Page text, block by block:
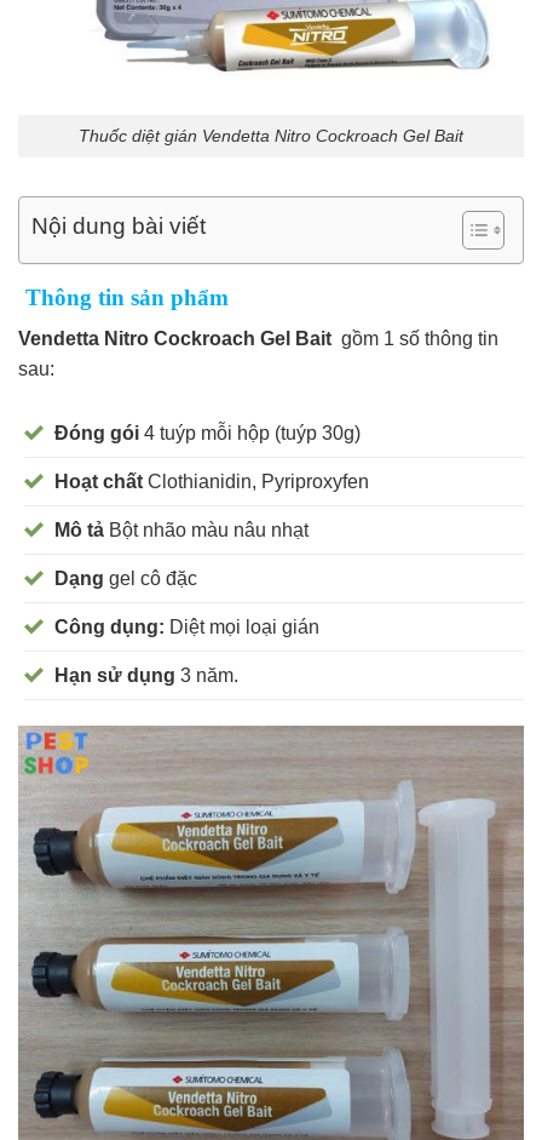
Thuốc diệt gián Vendetta Nitro Cockroach Gel Bait
Nội dung bài viết
Thông tin sản phẩm
Vendetta Nitro Cockroach Gel Bait gồm 1 số thông tin
sau:
Đóng gói 4 tuýp mỗi hộp (tuýp 30g)
Hoạt chất Clothianidin, Pyriproxyfen
Mô tả Bột nhão màu nâu nhạt
Dạng gel cô đặc
Công dụng: Diệt mọi loại gián
Hạn sử dụng 3 năm.